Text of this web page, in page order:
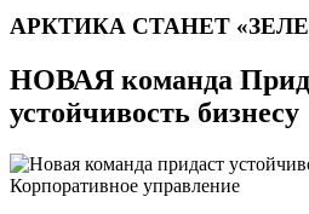
АРКТИКА СТАНЕТ
НОВАЯ команда
устойчивость бизнесу
Корпоративное управление